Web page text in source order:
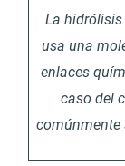
La
usa una
enlaces
caso del
comúnmente